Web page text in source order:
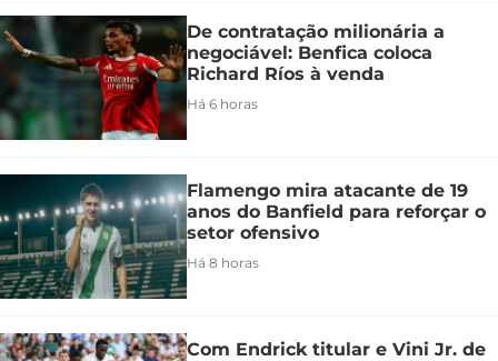
De contratação milionária a
negociável: Benfica coloca
Richard Ríos à venda
Há 6 horas
Flamengo mira atacante de 19
anos do Banfield para reforçar o
setor ofensivo
Há 8 horas
Com Endrick titular e Vini Jr. de